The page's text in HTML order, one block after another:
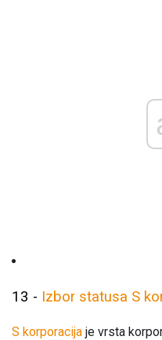
13 - Izbor statusa S
S korporacija je vrsta